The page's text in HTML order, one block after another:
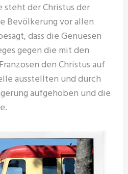
der Christus der
Bevölkerung vor allen
dass die Genuesen
gegen die mit den
den Christus auf
ausstellten und durch
aufgehoben und die